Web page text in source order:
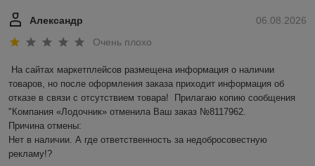
06.08.2026
Александр
Очень плохо
На сайтах маркетплейсов размещена информация о наличии
товаров, но после оформления заказа приходит информация об
отказе в связи с отсутствием товара!  Прилагаю копию сообщения
"Компания «Лодочник» отменила Ваш заказ №8117962.
Причина отмены:
Нет в наличии. А где ответственность за недобросовестную
рекламу!?